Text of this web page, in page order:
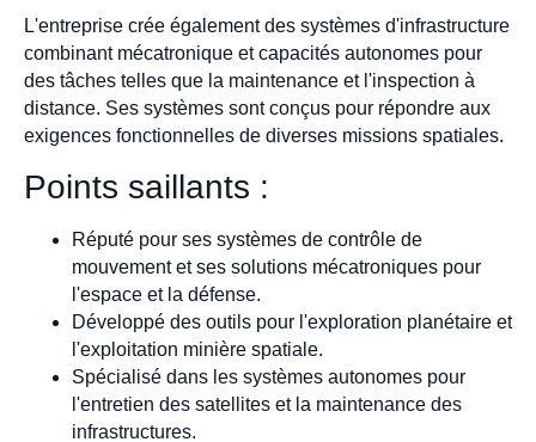
L'entreprise crée également des systèmes d'infrastructure
combinant mécatronique et capacités autonomes pour
des tâches telles que la maintenance et l'inspection à
distance. Ses systèmes sont conçus pour répondre aux
exigences fonctionnelles de diverses missions spatiales.
Points saillants :
Réputé pour ses systèmes de contrôle de
mouvement et ses solutions mécatroniques pour
l'espace et la défense.
Développé des outils pour l'exploration planétaire et
l'exploitation minière spatiale.
Spécialisé dans les systèmes autonomes pour
l'entretien des satellites et la maintenance des
infrastructures.